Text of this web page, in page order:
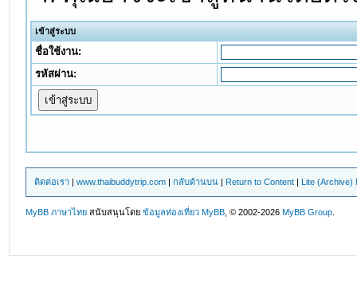
เข้าสู่ระบบ
ชื่อใช้งาน:
รหัสผ่าน:
ติดต่อเรา |www.thaibuddytrip.com |กลับด้านบน | Return to Content | Lite (Archive)
MyBB ภาษาไทย สนับสนุนโดยข้อมูลท่องเที่ยว MyBB , © 2002-2026MyBB Group